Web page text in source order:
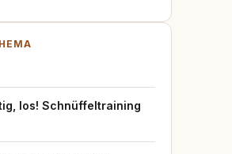
los! Schnüffeltraining